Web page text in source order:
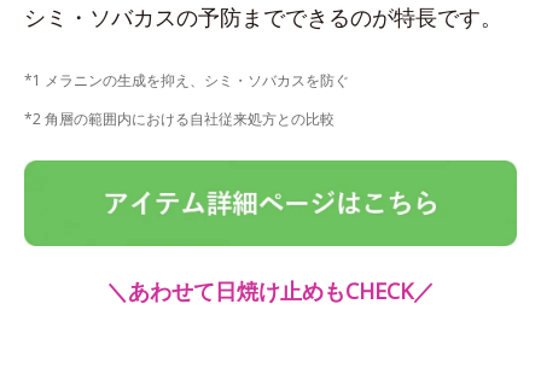
シミ・ソバカスの予防までできるのが特長です。
*1 メラニンの生成を抑え、シミ・ソバカスを防ぐ
*2 角層の範囲内における自社従来処方との比較
＼あわせて日焼け止めもCHECK／